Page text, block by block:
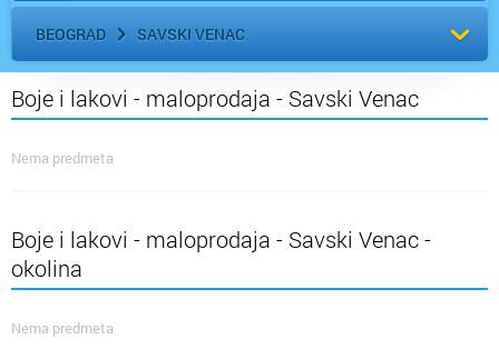
BEOGRAD SAVSKI VENAC
Boje i lakovi - maloprodaja - Savski Venac
Nema predmeta
Boje i lakovi - maloprodaja - Savski Venac -
okolina
Nema predmeta